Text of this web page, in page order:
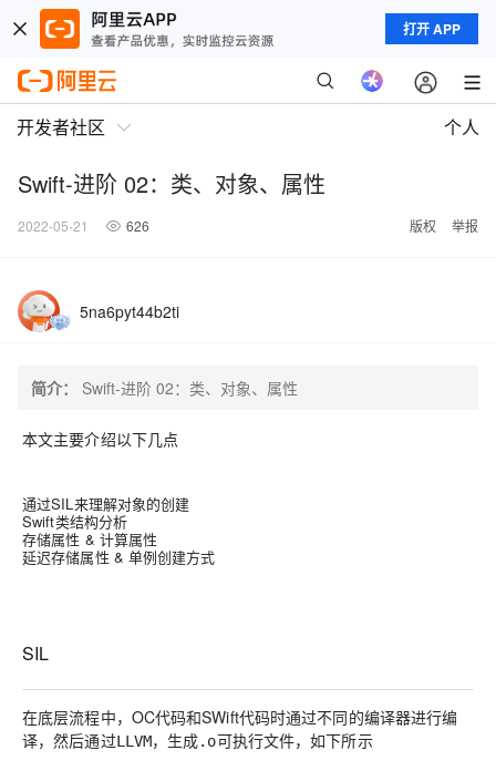
打开 APP
开发者社区 个人
Swift-进阶 02：类、对象、属性
2022-05-21 626 版权 举报
5na6pyt44b2ti
简介： Swift-进阶 02：类、对象、属性
本文主要介绍以下几点
通过SIL来理解对象的创建
Swift类结构分析
存储属性 & 计算属性
延迟存储属性 & 单例创建方式
SIL
在底层流程中，OC代码和SWift代码时通过不同的编译器进行编
译，然后通过LLVM，生成.o可执行文件，如下所示